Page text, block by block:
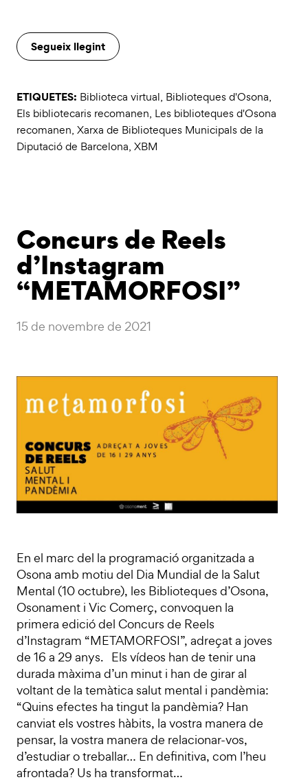
Segueix llegint
ETIQUETES: Biblioteca virtual, Biblioteques d'Osona,
Els bibliotecaris recomanen, Les biblioteques d'Osona
recomanen, Xarxa de Biblioteques Municipals de la
Diputació de Barcelona, XBM
Concurs de Reels
d’Instagram
“METAMORFOSI”
15 de novembre de 2021
En el marc del la programació organitzada a
Osona amb motiu del Dia Mundial de la Salut
Mental (10 octubre), les Biblioteques d’Osona,
Osonament i Vic Comerç, convoquen la
primera edició del Concurs de Reels
d’Instagram “METAMORFOSI”, adreçat a joves
de 16 a 29 anys. Els vídeos han de tenir una
durada màxima d’un minut i han de girar al
voltant de la temàtica salut mental i pandèmia:
“Quins efectes ha tingut la pandèmia? Han
canviat els vostres hàbits, la vostra manera de
pensar, la vostra manera de relacionar-vos,
d’estudiar o treballar… En definitiva, com l’heu
afrontada? Us ha transformat…